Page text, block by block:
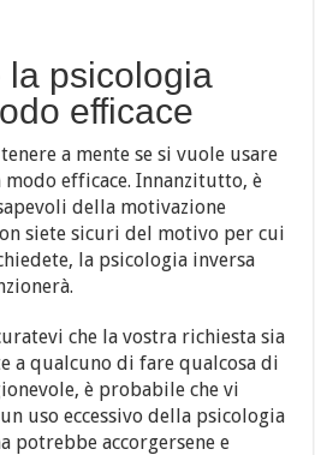
la psicologia
efficace
a mente se si vuole usare
modo efficace. Innanzitutto, è
della motivazione
siete sicuri del motivo per cui
la psicologia inversa
che la vostra richiesta sia
a qualcuno di fare qualcosa di
è probabile che vi
uso eccessivo della psicologia
potrebbe accorgersene e